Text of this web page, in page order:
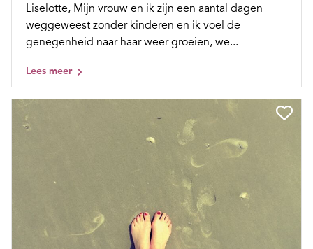
Liselotte, Mijn vrouw en ik zijn een aantal dagen
weggeweest zonder kinderen en ik voel de
genegenheid naar haar weer groeien, we...
Lees meer